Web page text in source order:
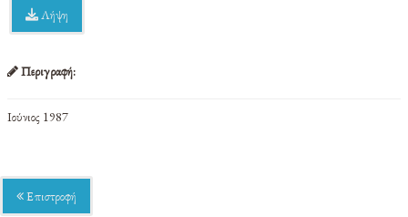
Λήψη
Περιγραφή:
Ιούνιος 1987
Επιστροφή